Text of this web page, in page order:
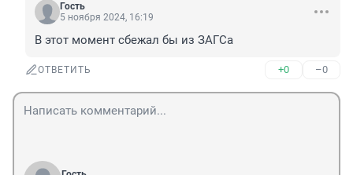
Гость
5 ноября 2024, 16:19
В этот момент сбежал бы из ЗАГСа
ОТВЕТИТЬ +0 –0